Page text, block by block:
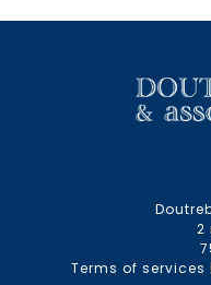
2
Terms of services